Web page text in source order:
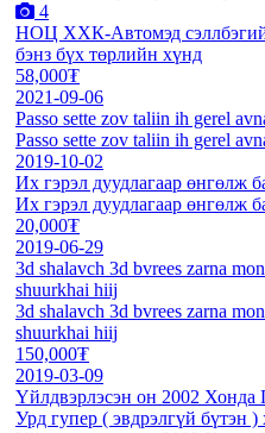
4
НОЦ ХХК-Автомэд
бэнз бүх төрлийн хүнд
58,000₮
2021-09-06
Passo sette zov taliin ih gerel
Passo sette zov taliin ih gerel
2019-10-02
Их гэрэл дуудлагаар өнгөлж
Их гэрэл дуудлагаар өнгөлж
20,000₮
2019-06-29
3d shalavch 3d bvrees zarna
shuurkhai hiij
3d shalavch 3d bvrees zarna
shuurkhai hiij
150,000₮
2019-03-09
Үйлдвэрлэсэн он 2002 Хонда
Урд гупер ( эвдрэлгүй бүтэн )